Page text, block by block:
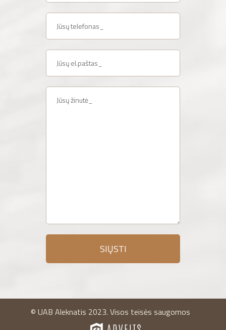
Tel. number
El-pastas
Zinute
© UAB Aleknatis 2023. Visos teisės saugomos